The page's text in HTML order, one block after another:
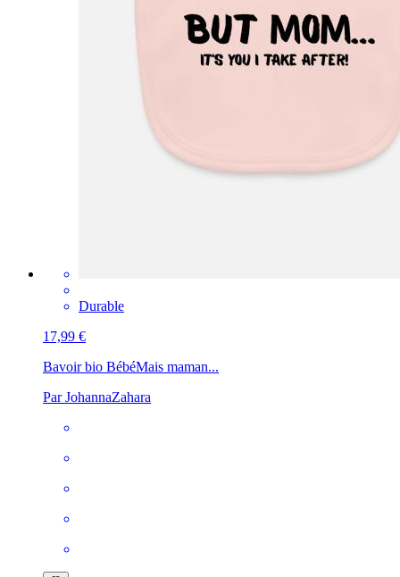
Durable
17,99 €
Bavoir bio BébéMais maman...
Par JohannaZahara